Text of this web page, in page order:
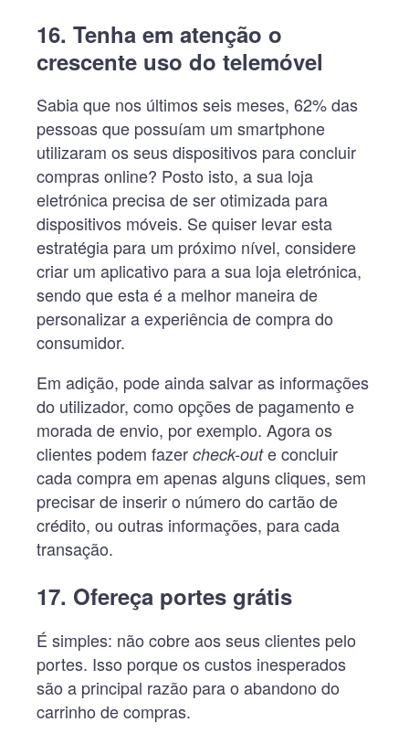
16. Tenha em atenção o
crescente uso do telemóvel
Sabia que nos últimos seis meses, 62% das
pessoas que possuíam um smartphone
utilizaram os seus dispositivos para concluir
compras online? Posto isto, a sua loja
eletrónica precisa de ser otimizada para
dispositivos móveis. Se quiser levar esta
estratégia para um próximo nível, considere
criar um aplicativo para a sua loja eletrónica,
sendo que esta é a melhor maneira de
personalizar a experiência de compra do
consumidor.
Em adição, pode ainda salvar as informações
do utilizador, como opções de pagamento e
morada de envio, por exemplo. Agora os
clientes podem fazer check-oute concluir
cada compra em apenas alguns cliques, sem
precisar de inserir o número do cartão de
crédito, ou outras informações, para cada
transação.
17. Ofereça portes grátis
É simples: não cobre aos seus clientes pelo
portes. Isso porque os custos inesperados
são a principal razão para o abandono do
carrinho de compras.